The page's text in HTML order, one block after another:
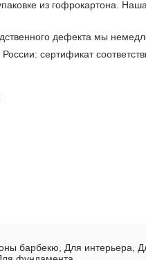
из гофрокартона.
дефекта мы
сертификат
барбекю, Для